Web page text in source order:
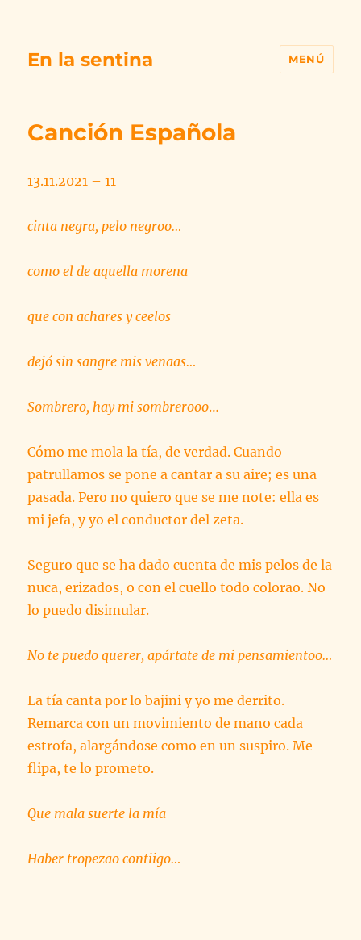
En la sentina MENÚ
Canción Española
13.11.2021 – 11
cinta negra, pelo negroo…
como el de aquella morena
que con achares y ceelos
dejó sin sangre mis venaas…
Sombrero, hay mi sombrerooo…
Cómo me mola la tía, de verdad. Cuando
patrullamos se pone a cantar a su aire; es una
pasada. Pero no quiero que se me note: ella es
mi jefa, y yo el conductor del zeta.
Seguro que se ha dado cuenta de mis pelos de la
nuca, erizados, o con el cuello todo colorao. No
lo puedo disimular.
No te puedo querer, apártate de mi pensamientoo…
La tía canta por lo bajini y yo me derrito.
Remarca con un movimiento de mano cada
estrofa, alargándose como en un suspiro. Me
flipa, te lo prometo.
Que mala suerte la mía
Haber tropezao contiigo…
—————————-